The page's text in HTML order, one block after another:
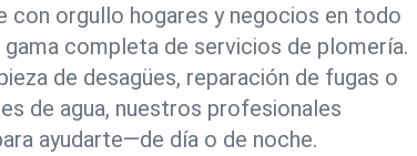
con orgullo hogares y negocios en todo
completa de servicios de plomería.
de desagües, reparación de fugas o
de agua, nuestros profesionales
ayudarte—de día o de noche.